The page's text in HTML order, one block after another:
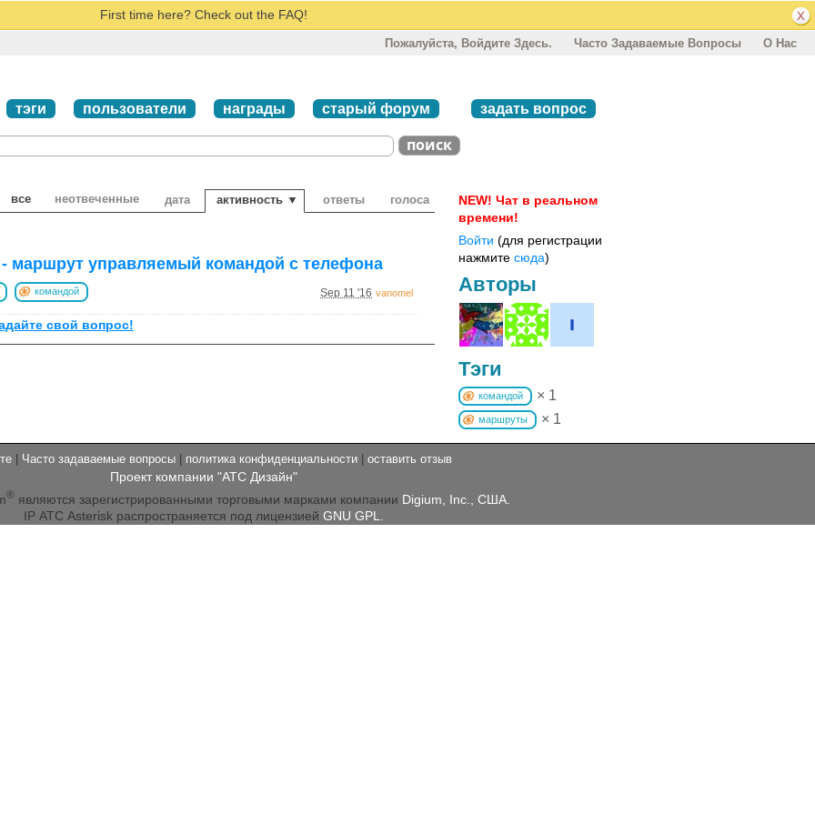
First time here? Check out the FAQ!
Пожалуйста, Войдите Здесь. Часто Задаваемые Вопросы О Нас
тэги пользователи награды старый форум задать вопрос
все неотвеченные дата активность ▼ ответы голоса
Sep 11 '16 vanomel
- маршрут управляемый командой с телефона
командой
свой вопрос!
NEW! Чат в реальном
времени!
Войти (для регистрации
нажмите сюда)
Авторы
Тэги
командой × 1
маршруты × 1
| Часто задаваемые вопросы | политика конфиденциальности | оставить отзыв
Проект компании "АТС Дизайн"
®являются зарегистрированными торговыми марками компании Digium, Inc., США.
IP АТС Asterisk распространяется под лицензией GNU GPL.